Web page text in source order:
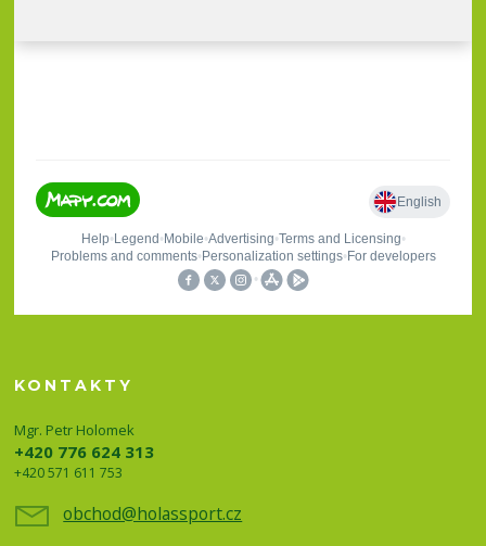
KONTAKTY
Mgr. Petr Holomek
+420 776 624 313
+420 571 611 753
obchod@holassport.cz